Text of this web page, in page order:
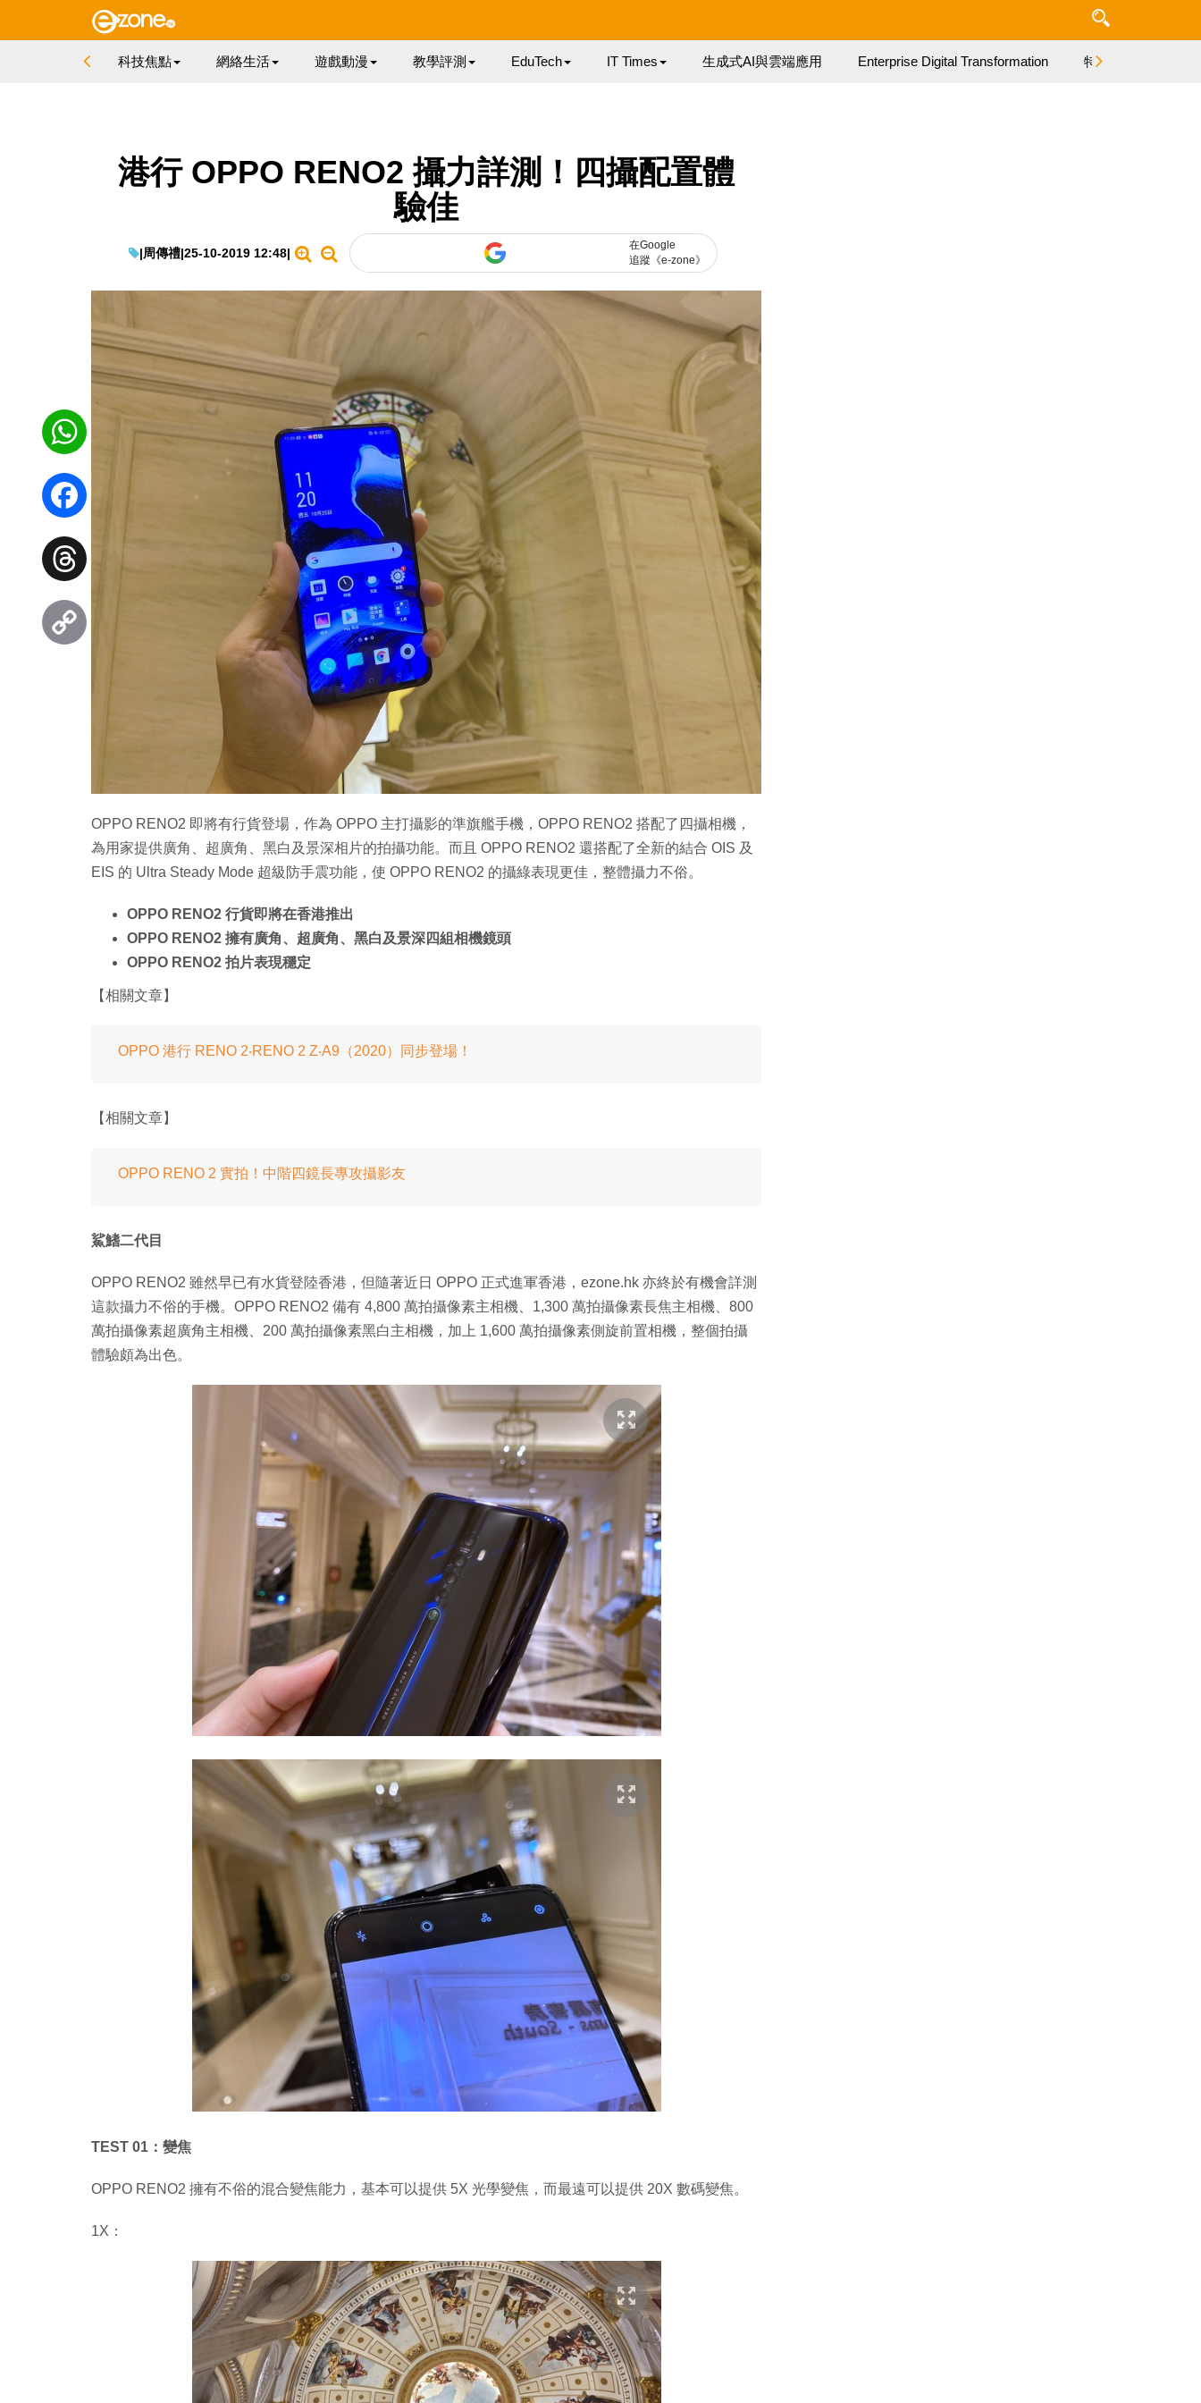
科技焦點 網絡生活 遊戲動漫 教學評測 EduTech IT Times 生成式AI與雲端應用 Enterprise Digital Transformation 特集
港行 OPPO RENO2 攝力詳測！四攝配置體
驗佳
|周傳禮|25-10-2019 12:48|
在Google
追蹤《e-zone》
OPPO RENO2 即將有行貨登場，作為 OPPO 主打攝影的準旗艦手機，OPPO RENO2 搭配了四攝相機，
為用家提供廣角、超廣角、黑白及景深相片的拍攝功能。而且 OPPO RENO2 還搭配了全新的結合 OIS 及
EIS 的 Ultra Steady Mode 超級防手震功能，使 OPPO RENO2 的攝綠表現更佳，整體攝力不俗。
OPPO RENO2 行貨即將在香港推出
OPPO RENO2 擁有廣角、超廣角、黑白及景深四組相機鏡頭
OPPO RENO2 拍片表現穩定
【相關文章】
OPPO 港行 RENO 2‧RENO 2 Z‧A9（2020）同步登場！
【相關文章】
OPPO RENO 2 實拍！中階四鏡長專攻攝影友
鯊鰭二代目
OPPO RENO2 雖然早已有水貨登陸香港，但隨著近日 OPPO 正式進軍香港，ezone.hk 亦終於有機會詳測
這款攝力不俗的手機。OPPO RENO2 備有 4,800 萬拍攝像素主相機、1,300 萬拍攝像素長焦主相機、800
萬拍攝像素超廣角主相機、200 萬拍攝像素黑白主相機，加上 1,600 萬拍攝像素側旋前置相機，整個拍攝
體驗頗為出色。
TEST 01：變焦
OPPO RENO2 擁有不俗的混合變焦能力，基本可以提供 5X 光學變焦，而最遠可以提供 20X 數碼變焦。
1X：
WhatsApp
Facebook
Threads